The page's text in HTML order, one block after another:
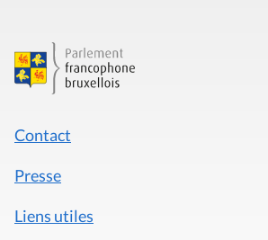
Contact
Presse
Liens utiles